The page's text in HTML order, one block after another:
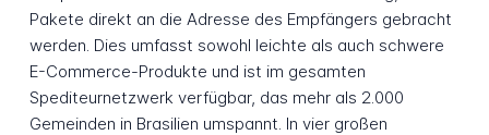
Pakete direkt an die Adresse des Empfängers gebracht
werden. Dies umfasst sowohl leichte als auch schwere
E-Commerce-Produkte und ist im gesamten
Spediteurnetzwerk verfügbar, das mehr als 2.000
Gemeinden in Brasilien umspannt. In vier großen